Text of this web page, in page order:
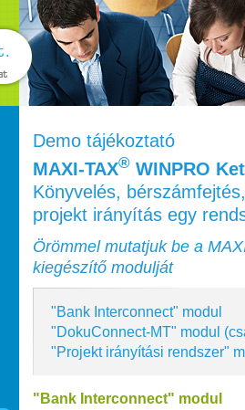
Demo tájékoztató
MAXI‑TAX® WINPRO
Könyvelés,
projekt irányítás egy
Örömmel mutatjuk be a
kiegészítő modulját
"Bank Interconnect" modul
"DokuConnect-MT" modul
"Projekt irányítási rendszer"
"Bank Interconnect" modul